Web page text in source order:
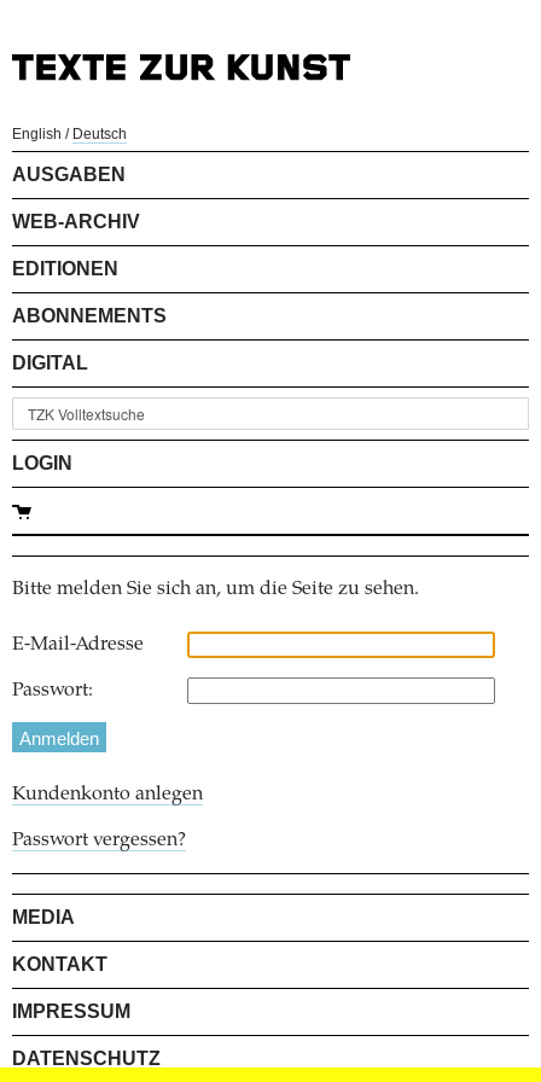
English / Deutsch
AUSGABEN
WEB-ARCHIV
EDITIONEN
ABONNEMENTS
DIGITAL
LOGIN
Bitte melden Sie sich an, um die Seite zu sehen.
E-Mail-Adresse
Passwort:
Kundenkonto anlegen
Passwort vergessen?
MEDIA
KONTAKT
IMPRESSUM
DATENSCHUTZ